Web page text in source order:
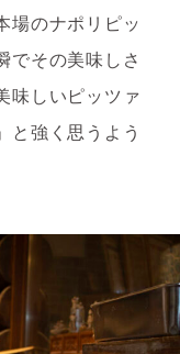
場のナポリピッ
でその美味しさ
味しいピッツァ
と強く思うよう